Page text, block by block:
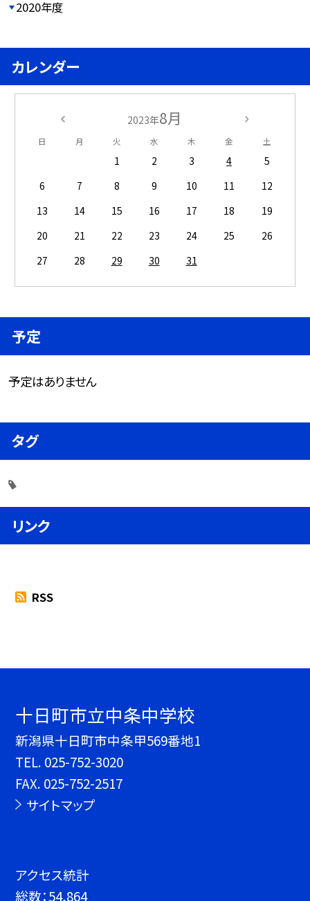
2020年度
カレンダー
2023年8月
日 月 火 水 木 金 土
1 2 3 4
5
6
7 8 9 10 11
12
13
14 15 16 17 18
19
20
21 22 23 24 25
26
27
28 29 30 31
予定
予定はありません
タグ
リンク
RSS
十日町市立中条中学校
新潟県十日町市中条甲569番地1
TEL. 025-752-3020
FAX. 025-752-2517
サイトマップ
アクセス統計
総数：54,864